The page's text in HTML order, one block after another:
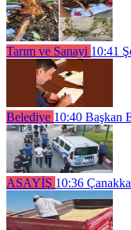
Tarım ve Sanayi 10:41
Belediye 10:40 Başkan
ASAYİŞ 10:36